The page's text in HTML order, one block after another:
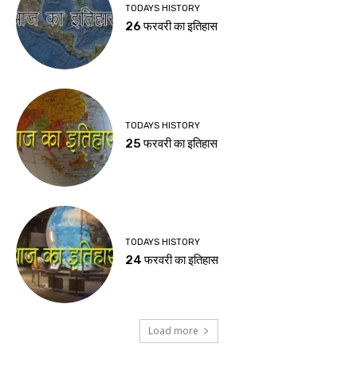
TODAYS HISTORY
26 फरवरी का इतिहास
TODAYS HISTORY
25 फरवरी का इतिहास
TODAYS HISTORY
24 फरवरी का इतिहास
Load more